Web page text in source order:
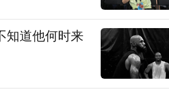
知道他何时来